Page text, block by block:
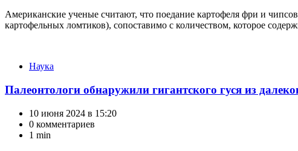
Американские ученые считают, что поедание картофеля фри и
картофельных ломтиков), сопоставимо с количеством, которое
Категории
Наука
Палеонтологи обнаружили гигантского гуся из
10 июня 2024 в 15:20
0 комментариев
1 min